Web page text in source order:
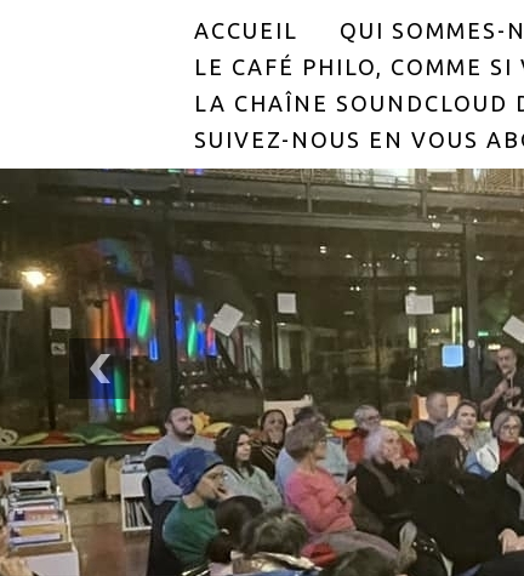
ACCUEIL QUI SOMMES-
LE CAFÉ PHILO, COMME SI
LA CHAÎNE SOUNDCLOUD
SUIVEZ-NOUS EN VOUS